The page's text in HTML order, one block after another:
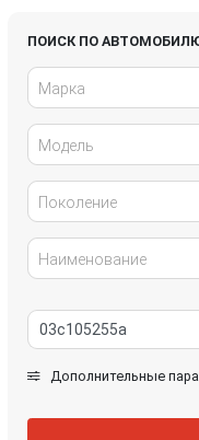
Honda
Kia
Land Rover
Mazda
Nissan
ПОИСК ПО
Марка
Модель
Поколение
Наименование
Дополнительные